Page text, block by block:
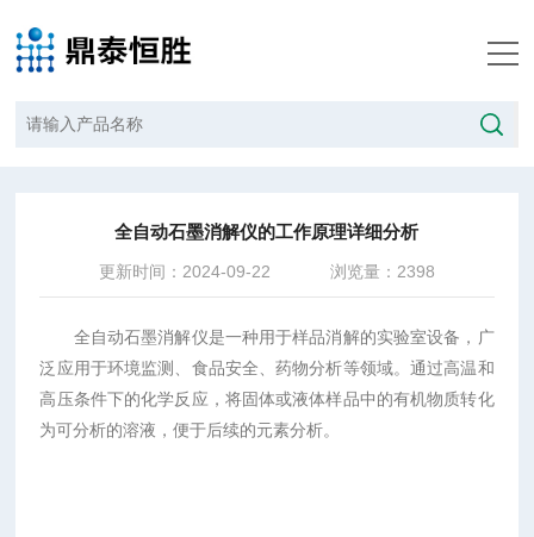
全自动石墨消解仪的工作原理详细分析
更新时间：2024-09-22 浏览量：2398
全自动石墨消解仪是一种用于样品消解的实验室设备，广
泛应用于环境监测、食品安全、药物分析等领域。通过高温和
高压条件下的化学反应，将固体或液体样品中的有机物质转化
为可分析的溶液，便于后续的元素分析。